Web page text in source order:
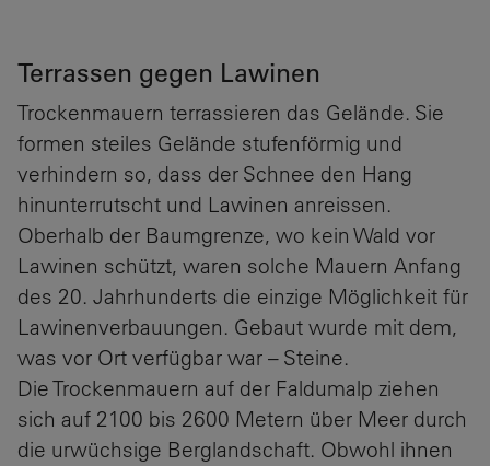
Terrassen gegen Lawinen
Trockenmauern terrassieren das Gelände. Sie
formen steiles Gelände stufenförmig und
verhindern so, dass der Schnee den Hang
hinunterrutscht und Lawinen anreissen.
Oberhalb der Baumgrenze, wo kein Wald vor
Lawinen schützt, waren solche Mauern Anfang
des 20. Jahrhunderts die einzige Möglichkeit für
Lawinenverbauungen. Gebaut wurde mit dem,
was vor Ort verfügbar war – Steine.
Die Trockenmauern auf der Faldumalp ziehen
sich auf 2100 bis 2600 Metern über Meer durch
die urwüchsige Berglandschaft. Obwohl ihnen